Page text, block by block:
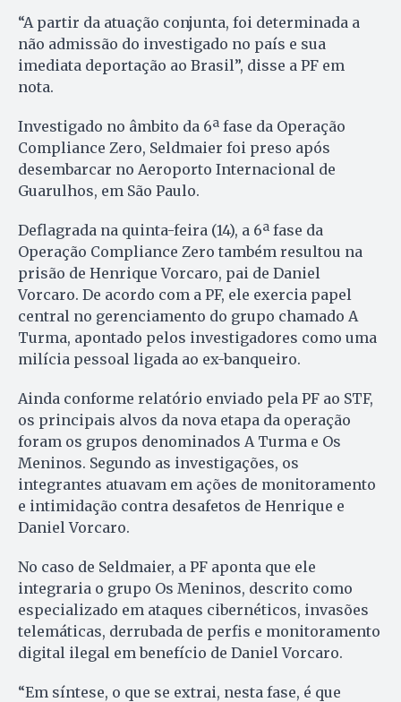
“A partir da atuação conjunta, foi determinada a
não admissão do investigado no país e sua
imediata deportação ao Brasil”, disse a PF em
nota.
Investigado no âmbito da 6ª fase da Operação
Compliance Zero, Seldmaier foi preso após
desembarcar no Aeroporto Internacional de
Guarulhos, em São Paulo.
Deflagrada na quinta-feira (14), a 6ª fase da
Operação Compliance Zero também resultou na
prisão de Henrique Vorcaro, pai de Daniel
Vorcaro. De acordo com a PF, ele exercia papel
central no gerenciamento do grupo chamado A
Turma, apontado pelos investigadores como uma
milícia pessoal ligada ao ex-banqueiro.
Ainda conforme relatório enviado pela PF ao STF,
os principais alvos da nova etapa da operação
foram os grupos denominados A Turma e Os
Meninos. Segundo as investigações, os
integrantes atuavam em ações de monitoramento
e intimidação contra desafetos de Henrique e
Daniel Vorcaro.
No caso de Seldmaier, a PF aponta que ele
integraria o grupo Os Meninos, descrito como
especializado em ataques cibernéticos, invasões
telemáticas, derrubada de perfis e monitoramento
digital ilegal em benefício de Daniel Vorcaro.
“Em síntese, o que se extrai, nesta fase, é que